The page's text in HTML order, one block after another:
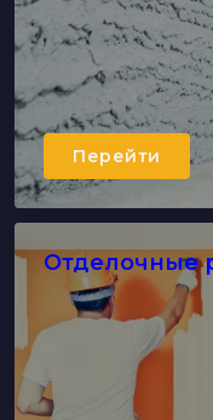
Перейти
Отделочные